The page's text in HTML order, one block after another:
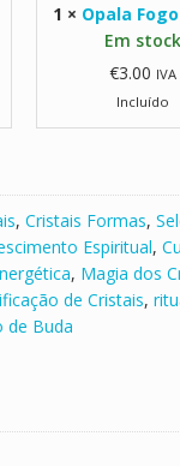
B
r
u
t
o
1 × Opala
Em stock
€3.00 IVA
Incluído
, Cristais Formas,
Espiritual,
, Magia dos
de Cristais,
de Buda